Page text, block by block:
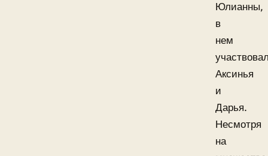
Юлианны,
в
нем
Аксинья
и
Дарья.
Несмотря
на